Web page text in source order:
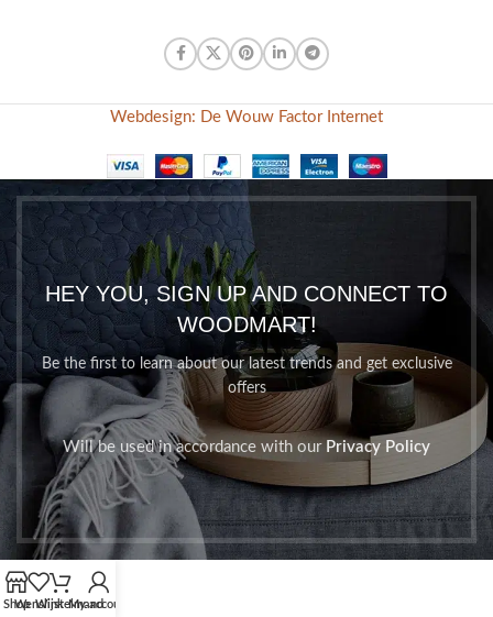
Webdesign: De Wouw Factor Internet
HEY YOU, SIGN UP AND CONNECT TO
WOODMART!
Be the first to learn about our latest trends and get exclusive
offers
Will be used in accordance with our Privacy Policy
Shop
Wenslijst
Winkelmand
My account